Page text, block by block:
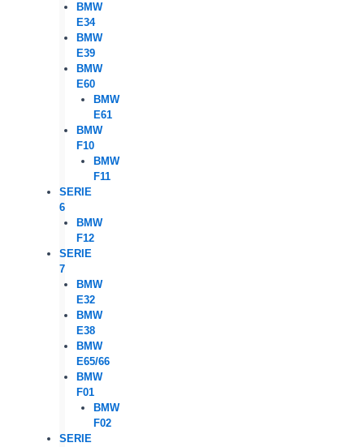
BMW
E34
BMW
E39
BMW
E60
BMW
E61
BMW
F10
BMW
F11
SERIE
6
BMW
F12
SERIE
7
BMW
E32
BMW
E38
BMW
E65/66
BMW
F01
BMW
F02
SERIE